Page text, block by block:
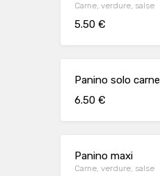
Carne, verdure, salse
5.50 €
Panino solo carne
6.50 €
Panino maxi
Carne, verdure, salse